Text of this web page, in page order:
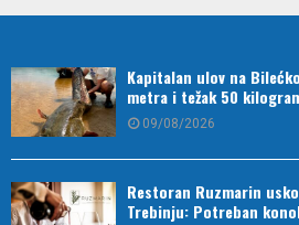
Kapitalan ulov na
metra i težak 50
09/08/2026
Restoran Ruzmarin
Trebinju: Potreban